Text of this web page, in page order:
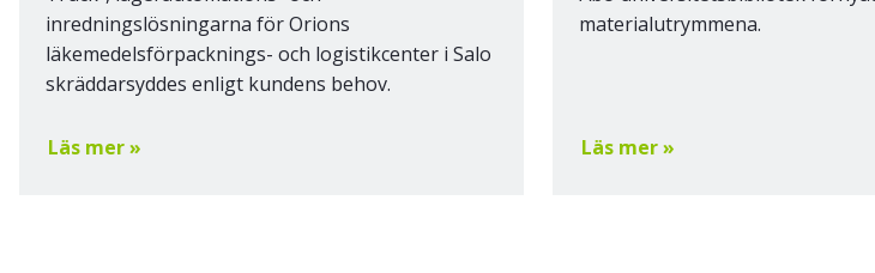
inredningslösningarna för Orions
läkemedelsförpacknings- och logistikcenter i Salo
skräddarsyddes enligt kundens behov.
Läs mer »
materialutrymmena.
Läs mer »